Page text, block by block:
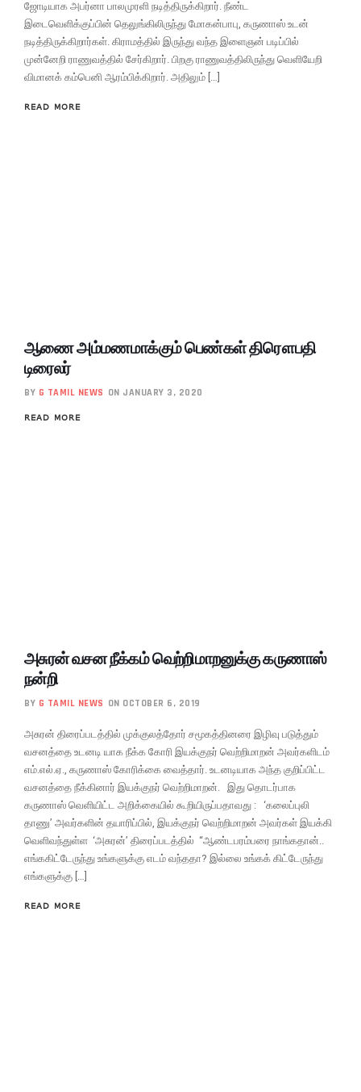
ஜோடியாக அபர்னா பாலமுரளி நடித்திருக்கிறார். நீண்ட
இடைவெளிக்குப்பின் தெலுங்கிலிருந்து மோகன்பாபு, கருணாஸ் உடன்
நடித்திருக்கிறார்கள். கிராமத்தில் இருந்து வந்த இளைஞன் படிப்பில்
முன்னேறி ராணுவத்தில் சேர்கிறார். பிறகு ராணுவத்திலிருந்து வெளியேறி
விமானக் கம்பெனி ஆரம்பிக்கிறார். அதிலும் […]
READ MORE
ஆணை அம்மணமாக்கும் பெண்கள் திரௌபதி
டிரைலர்
BY G TAMIL NEWS ON JANUARY 3, 2020
READ MORE
அசுரன் வசன நீக்கம் வெற்றிமாறனுக்கு கருணாஸ்
நன்றி
BY G TAMIL NEWS ON OCTOBER 6, 2019
அசுரன் திரைப்படத்தில் முக்குலத்தோர் சமூகத்தினரை இழிவு படுத்தும்
வசனத்தை உடனடி யாக நீக்க கோரி இயக்குநர் வெற்றிமாறன் அவர்களிடம்
எம்.எல்.ஏ., கருணாஸ் கோரிக்கை வைத்தார். உடனடியாக அந்த குறிப்பிட்ட
வசனத்தை நீக்கினார் இயக்குநர் வெற்றிமாறன். இது தொடர்பாக
கருணாஸ் வெளியிட்ட அறிக்கையில் கூறியிருப்பதாவது : ‘கலைப்புலி
தாணு’ அவர்களின் தயாரிப்பில், இயக்குநர் வெற்றிமாறன் அவர்கள் இயக்கி
வெளிவந்துள்ள ‘அசுரன்’ திரைப்படத்தில் “ஆண்டபரம்பரை நாங்கதான்..
எங்ககிட்டேருந்து உங்களுக்கு எடம் வந்ததா? இல்லை உங்கக் கிட்டேருந்து
எங்களுக்கு […]
READ MORE